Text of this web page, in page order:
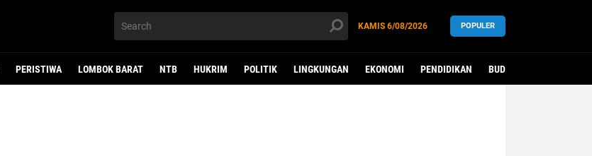
KAMIS 6/08/2026 POPULER
PERISTIWA LOMBOK BARAT NTB HUKRIM POLITIK LINGKUNGAN EKONOMI PENDIDIKAN BUDAYA